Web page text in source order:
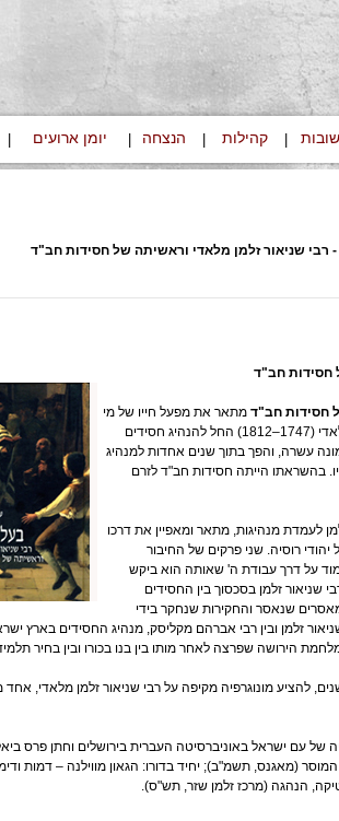
קהילות הנצחה יומן ארועים
רבי שניאור זלמן מלאדי וראשיתה של חסידות חב"ד
חסידות חב"ד
חסידות חב"ד מתאר את מפעל חייו של מי
שנחשב מייסדה של חסידות חב"ד. רבי שניאור זלמן מלאדי (1747–1812) החל להנהיג חסידים
עשרה, והפך בתוך שנים אחדות למנהיג
בהשראתו הייתה חסידות חב"ד לזרם
לעמדת מנהיגות, מתאר ומאפיין את דרכו
רוסיה. שני פרקים של החיבור
על דרך עבודת ה' שאותה הוא ביקש
שניאור זלמן בסכסוך בין החסידים
שנאסר והחקירות שנחקר בידי
זלמן ובין רבי אברהם מקליסק, מנהיג החסידים בארץ
הירושה שפרצה לאחר מותו בין בנו בכורו ובין בחיר
להציע מונוגרפיה מקיפה על רבי שניאור זלמן מלאדי, אחד
של עם ישראל באוניברסיטה העברית בירושלים וחתן פרס
המוסר (מאגנס, תשמ"ב); יחיד בדורו: הגאון מווילנה – דמות
הנהגה (מרכז זלמן שזר, תש"ס).